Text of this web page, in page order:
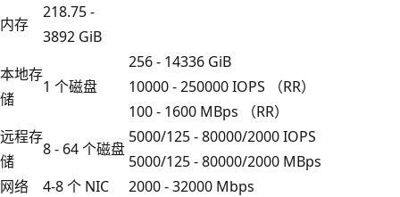
内存
218.75 -
3892 GiB
本地存
储
1 个磁盘
256 - 14336 GiB
10000 - 250000 IOPS （RR）
100 - 1600 MBps （RR）
远程存
储
8 - 64 个磁盘
5000/125 - 80000/2000 IOPS
5000/125 - 80000/2000 MBps
网络
4-8 个 NIC
2000 - 32000 Mbps